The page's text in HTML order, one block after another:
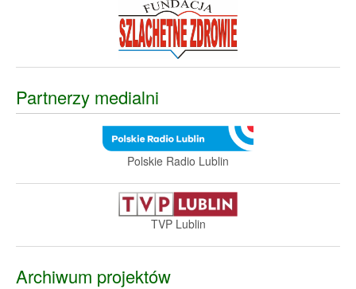
Partnerzy medialni
Polskie Radio Lublin
TVP Lublin
Archiwum projektów